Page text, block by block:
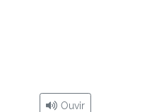
Ouvir